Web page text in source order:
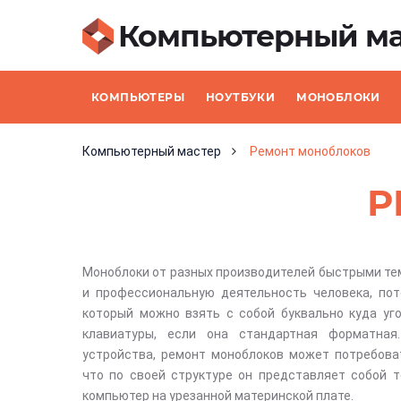
Компьютерный
КОМПЬЮТЕРЫ НОУТБУКИ МОНОБЛОКИ
Компьютерный мастер Ремонт моноблоков
Моноблоки от разных производителей быстрыми
и профессиональную деятельность человека,
который можно взять с собой буквально куда
клавиатуры, если она стандартная
устройства, ремонт моноблоков может
что по своей структуре он представляет собой
компьютер на урезанной материнской плате.